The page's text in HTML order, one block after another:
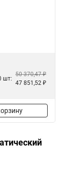
шт:
50 370,47 ₽
47 851,52 ₽